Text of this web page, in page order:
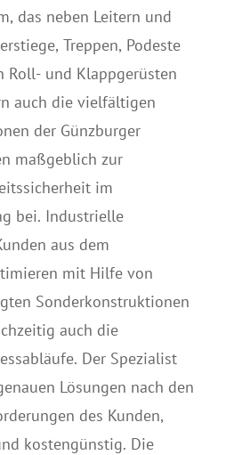
das neben Leitern und
Treppen, Podeste
Roll- und Klappgerüsten
auch die vielfältigen
der Günzburger
maßgeblich zur
im
bei. Industrielle
aus dem
mit Hilfe von
Sonderkonstruktionen
auch die
Der Spezialist
Lösungen nach den
des Kunden,
kostengünstig. Die